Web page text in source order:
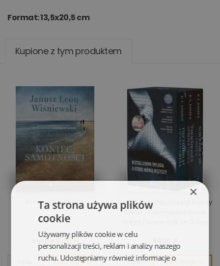
Format: 13,5x20,5 cm
Kupione z tym produktem
Koniec samotności
54,99 zł 13,95 zł
Do koszyka
PAKIET Grey Pięćdziesiąt twarzy
Greya / Ciemniejsza strona
Opis Do koszyka
×
Ta strona używa plików
cookie
Używamy plików cookie w celu
personalizacji treści, reklam i analizy naszego
ruchu. Udostępniamy również informacje o